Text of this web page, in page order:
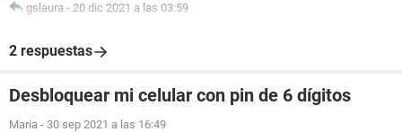
gslaura - 20 dic 2021 a las 03:59
2 respuestas
Desbloquear mi celular con pin de 6 dígitos
Maria - 30 sep 2021 a las 16:49